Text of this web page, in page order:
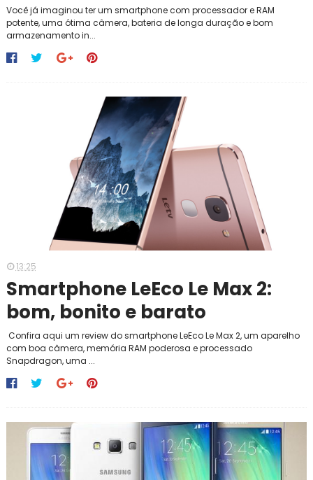
Você já imaginou ter um smartphone com processador e RAM
potente, uma ótima câmera, bateria de longa duração e bom
armazenamento in...
13:25
Smartphone LeEco Le Max 2:
bom, bonito e barato
Confira aqui um review do smartphone LeEco Le Max 2, um aparelho
com boa câmera, memória RAM poderosa e processado
Snapdragon, uma ...